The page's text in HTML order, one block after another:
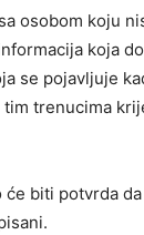
osobom koju
koja
se pojavljuje
trenucima
će biti potvrda